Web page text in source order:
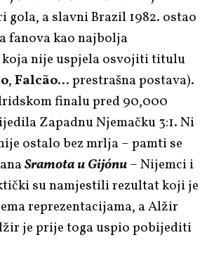
gola, a slavni Brazil 1982. ostao
fanova kao najbolja
koja nije uspjela osvojiti titulu
,Falcão… prestrašna postava).
finalu pred 90,000
Zapadnu Njemačku 3:1. Ni
ostalo bez mrlja – pamti se
Sramota u Gijónu– Nijemci i
su namjestili rezultat koji je
reprezentacijama, a Alžir
je prije toga uspio pobijediti